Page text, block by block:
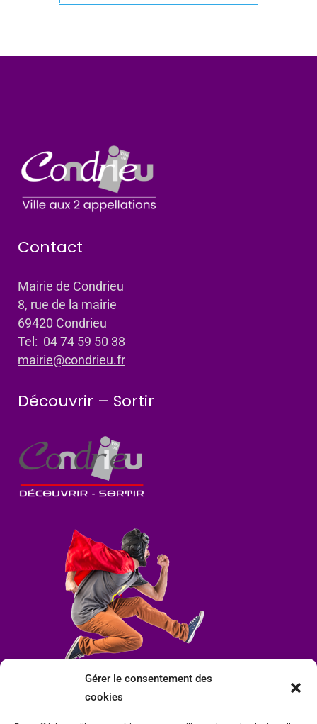
Gérer le consentement des
cookies
Contact
Mairie de Condrieu
8, rue de la mairie
69420 Condrieu
Tel: 04 74 59 50 38
mairie@condrieu.fr
Découvrir – Sortir